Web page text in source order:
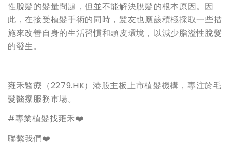
性脫髮的髮量問題，但並不能解決脫髮的根本原因。因
此，在接受植髮手術的同時，髪友也應該積極採取一些措
施來改善自身的生活習慣和頭皮環境，以減少脂溢性脫髮
的發生。
雍禾醫療（2279.HK）港股主板上市植髮機構，專注於毛
髮醫療服務市場。
#專業植髮找雍禾❤️
聯繫我們❤️